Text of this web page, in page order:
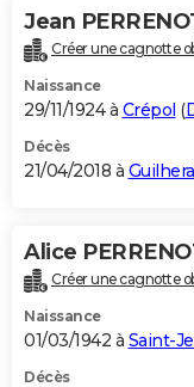
Jean
Créer une cagnotte
Naissance
29/11/1924 à Crépol (
Décès
21/04/2018 à
Alice
Créer une cagnotte
Naissance
01/03/1942 à Saint-
Décès